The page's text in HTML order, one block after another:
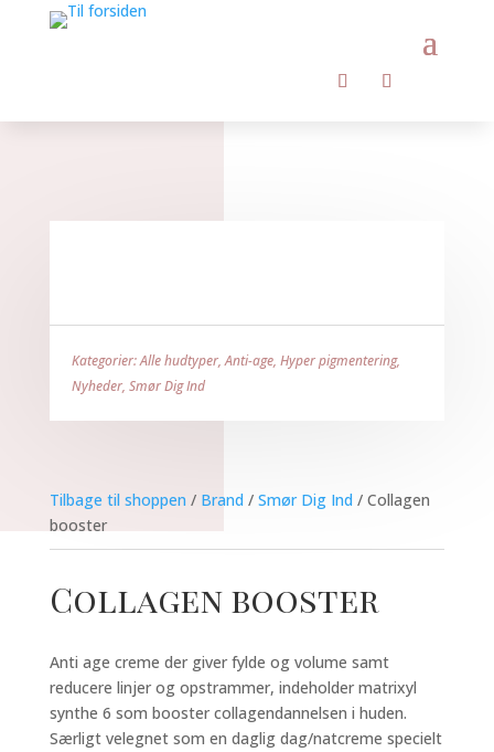
Kategorier:Alle hudtyper,Anti-age, Hyper pigmentering,
Nyheder, Smør Dig Ind
Tilbage til shoppen / Brand / Smør Dig Ind / Collagen
booster
Collagen booster
Anti age creme der giver fylde og volume samt
reducere linjer og opstrammer, indeholder matrixyl
synthe 6 som booster collagendannelsen i huden.
Særligt velegnet som en daglig dag/natcreme specielt